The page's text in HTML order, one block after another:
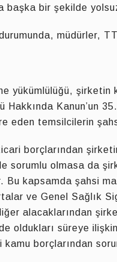
başka bir şekilde
müdürler,
yükümlülüğü,
Hakkında Kanun’un
eden temsilcilerin
borçlarından
sorumlu olmasa da
Bu kapsamda şahsi
ve Genel Sağlık
alacaklarından
oldukları süreye
borçlarından